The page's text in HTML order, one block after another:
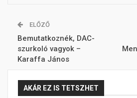
ELŐZŐ
Bemutatkoznék, DAC-
szurkoló vagyok –
Karaffa János
AKÁR EZ IS TETSZHET